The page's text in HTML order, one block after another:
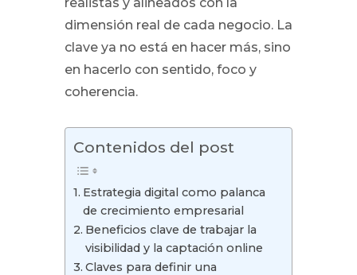
realistas y alineados con la
dimensión real de cada negocio. La
clave ya no está en hacer más, sino
en hacerlo con sentido, foco y
coherencia.
Contenidos del post
Estrategia digital como palanca
de crecimiento empresarial
Beneficios clave de trabajar la
visibilidad y la captación online
Claves para definir una